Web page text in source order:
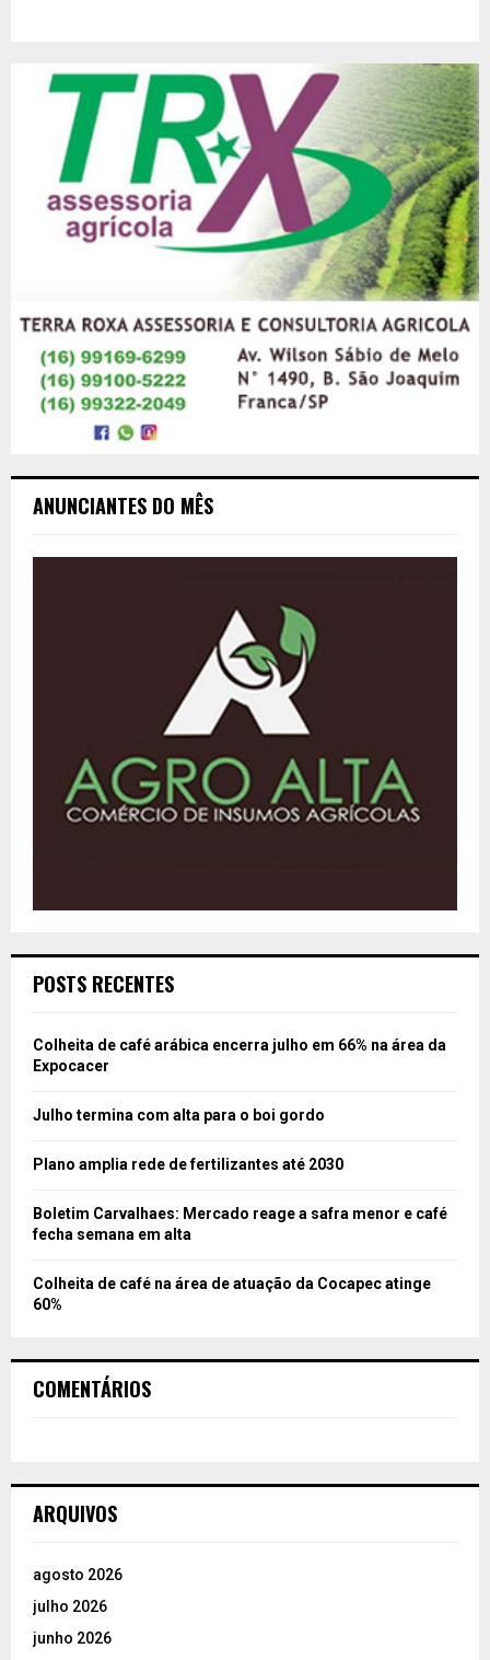
ANUNCIANTES DO MÊS
POSTS RECENTES
Colheita de café arábica encerra julho em 66% na área da
Expocacer
Julho termina com alta para o boi gordo
Plano amplia rede de fertilizantes até 2030
Boletim Carvalhaes: Mercado reage a safra menor e café
fecha semana em alta
Colheita de café na área de atuação da Cocapec atinge
60%
COMENTÁRIOS
ARQUIVOS
agosto 2026
julho 2026
junho 2026